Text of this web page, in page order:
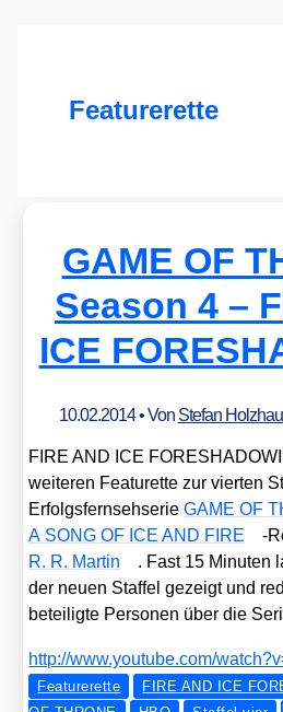
Featurerette
GAME OF
Season 4 –
ICE
10.02.2014• Von Stefan
FIRE AND ICE
wei­te­ren Fea­tur­et­te zur vier­ten
Erfolgs­fern­seh­se­rieGAME OF
A SONG OF ICE AND FIRE
-
R. R. Mar­tin
. Fast 15 Minu­ten
der neu­en Staf­fel gezeigt und
betei­lig­te Per­so­nen über die
http://​www​.you​tube​.com/​
Featurerette FIRE AND ICE